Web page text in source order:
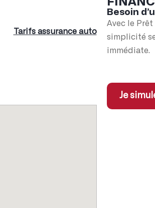
Tarifs assurance auto
Besoin
Avec le
simplicité
immédiate.
Je